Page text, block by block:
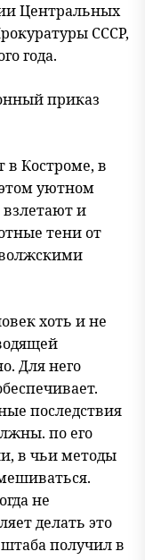
Центральных
СССР,
года.
приказ
в Костроме, в
уютном
взлетают и
тени от
хоть и не
Для него
последствия
по его
в чьи методы
не
делать это
получил в